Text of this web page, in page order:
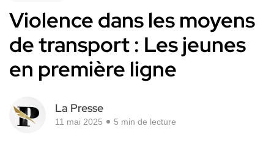
Violence dans les moyens
de transport : Les jeunes
en première ligne
La Presse
11 mai 2025 5 min de lecture